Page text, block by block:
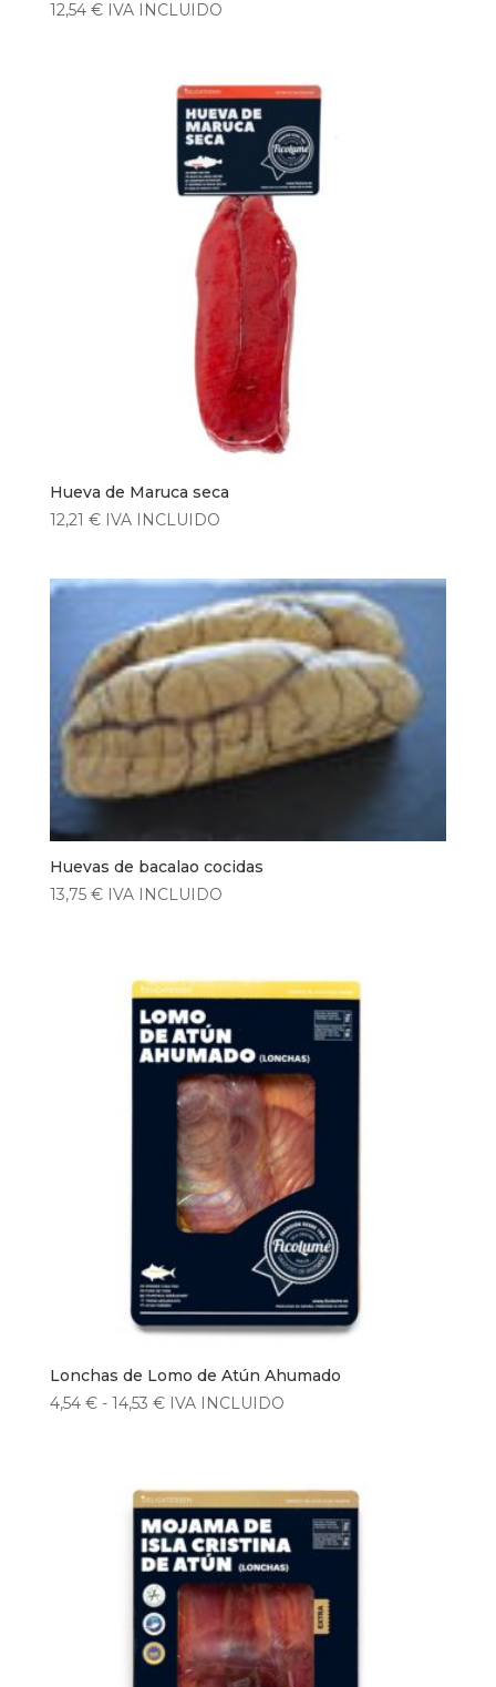
12,54 € IVA INCLUIDO
Hueva de Maruca seca
12,21 € IVA INCLUIDO
Huevas de bacalao cocidas
13,75 € IVA INCLUIDO
Lonchas de Lomo de Atún Ahumado
4,54 € - 14,53 €Rango
4,54 €
hasta
14,53 €
IVA INCLUIDO